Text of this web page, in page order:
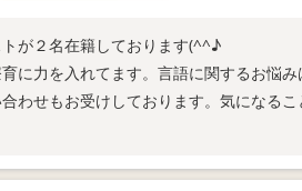
が２名在籍しております(^^♪
に力を入れてます。言語に関するお悩み
わせもお受けしております。気になる